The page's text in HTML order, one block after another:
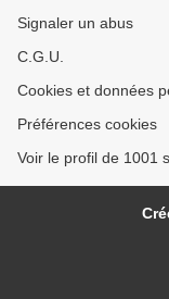
Signaler un abus
C.G.U.
Cookies et données
Préférences cookies
Voir le profil de 1001